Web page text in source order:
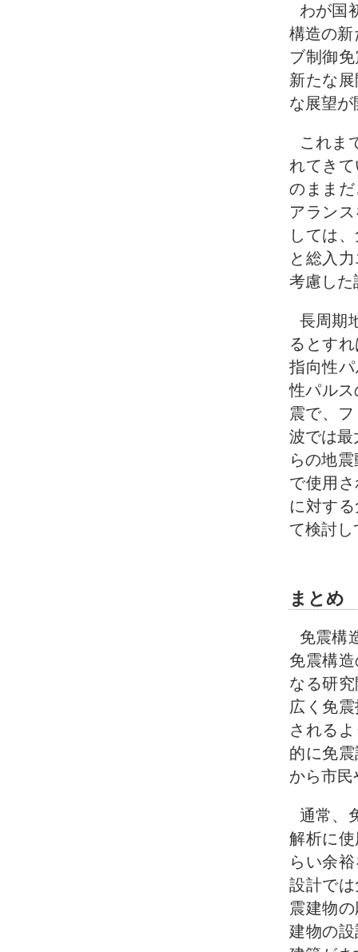
わが国
構造の新
ブ制御
新たな
な展望
これま
れてき
のまま
アラン
しては
と総入
考慮した
長周期
るとす
指向性
性パル
震で、
波では最
らの地
で使用
に対す
て検討
まとめ
免震構
免震構
なる研
広く免
される
的に免
から市
通常、
解析に
らい余
設計で
震建物
建物の